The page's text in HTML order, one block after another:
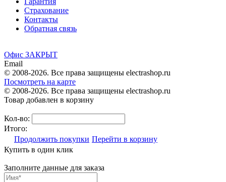
Страхование
Контакты
Обратная связь
Офис ЗАКРЫТ
Email
© 2008-2026. Все права защищены electrashop.ru
Посмотреть на карте
© 2008-2026. Все права защищены electrashop.ru
Товар добавлен в корзину
Кол-во:
Итого:
Продолжить покупки Перейти в корзину
Купить в один клик
Заполните данные для заказа